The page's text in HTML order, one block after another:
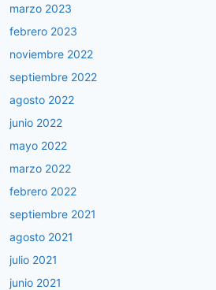
marzo 2023
febrero 2023
noviembre 2022
septiembre 2022
agosto 2022
junio 2022
mayo 2022
marzo 2022
febrero 2022
septiembre 2021
agosto 2021
julio 2021
junio 2021